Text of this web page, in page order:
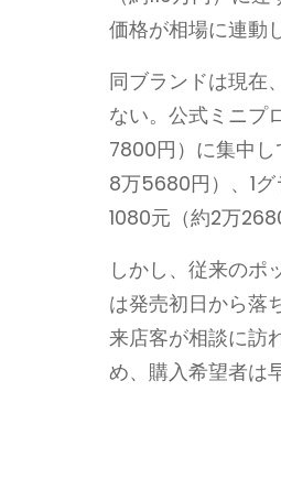
価格が相場に連動
同ブランドは現在
ない。公式ミニプ
7800円）に集中し
8万5680円）、1
1080元（約2万
しかし、従来のポ
は発売初日から落
来店客が相談に訪
め、購入希望者は